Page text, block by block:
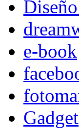
e-book
Gadget